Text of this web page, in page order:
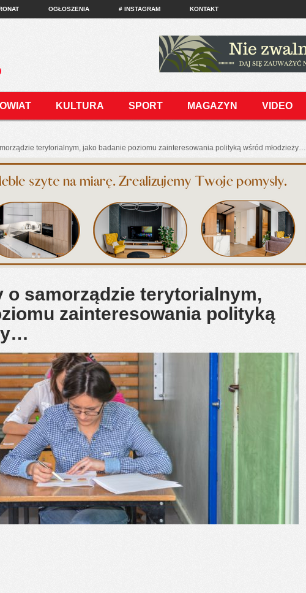
OGŁOSZENIA # INSTAGRAM KONTAKT
KULTURA SPORT MAGAZYN VIDEO
terytorialnym, jako badanie poziomu zainteresowania polityką wśród młodzieży…
o samorządzie terytorialnym,
zainteresowania polityką